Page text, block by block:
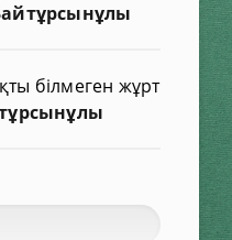
білмеген жұрт